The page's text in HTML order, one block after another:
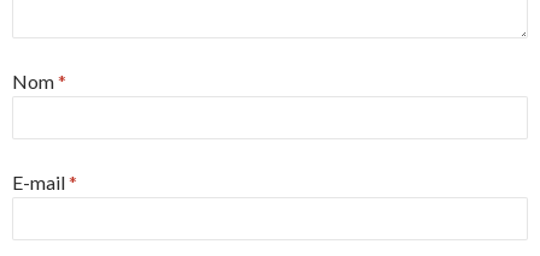
Nom*
E-mail*